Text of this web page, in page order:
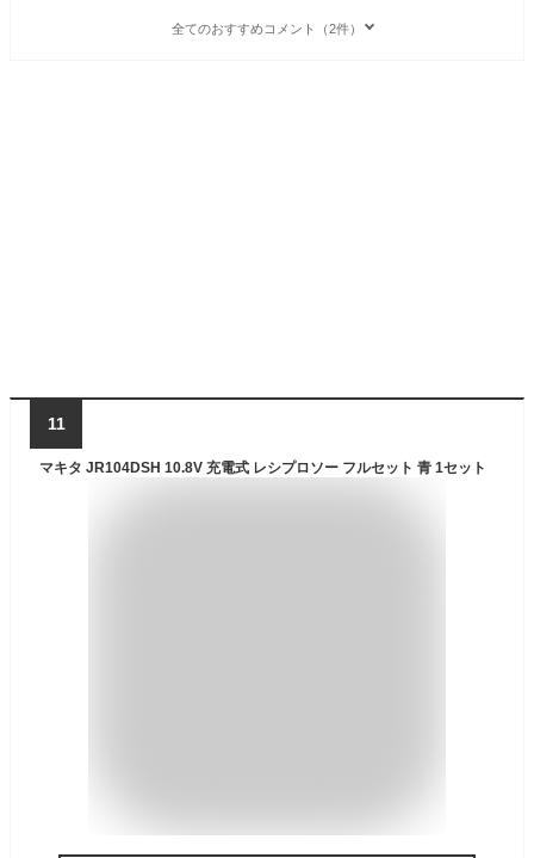
全てのおすすめコメント（2件）
11
マキタ JR104DSH 10.8V 充電式 レシプロソー フルセット 青 1セット